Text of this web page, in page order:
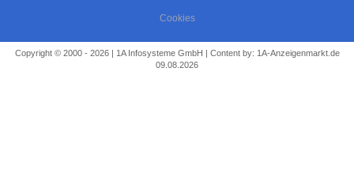
Cookies
Copyright © 2000 - 2026 | 1A Infosysteme GmbH | Content by: 1A-Anzeigenmarkt.de
09.08.2026